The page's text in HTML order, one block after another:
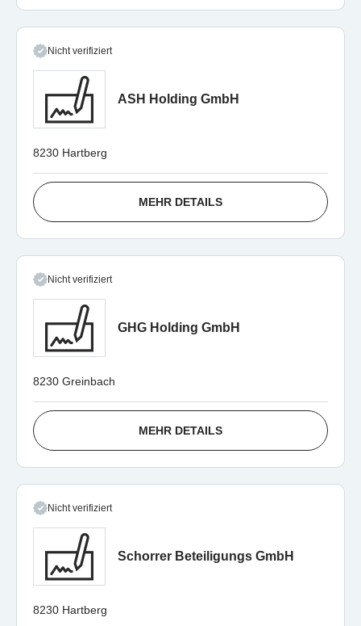
Nicht verifiziert
ASH Holding GmbH
8230 Hartberg
MEHR DETAILS
Nicht verifiziert
GHG Holding GmbH
8230 Greinbach
MEHR DETAILS
Nicht verifiziert
Schorrer Beteiligungs GmbH
8230 Hartberg